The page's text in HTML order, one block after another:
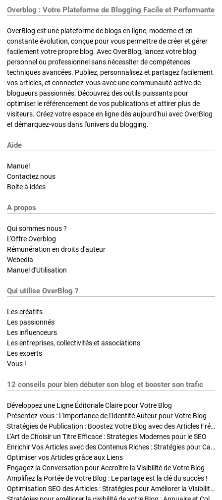
Overblog : Votre Plateforme de Blogging Facile et Performante
OverBlog est une plateforme de blogs en ligne, moderne et en
constante évolution, conçue pour vous permettre de créer et gérer
facilement votre propre blog. Avec OverBlog, lancez votre blog
personnel ou professionnel sans nécessiter de compétences
techniques avancées. Publiez, personnalisez et partagez facilement
vos articles, et connectez-vous avec une communauté active de
blogueurs passionnés. Découvrez des outils puissants pour
optimiser le référencement de vos publications et attirer plus de
visiteurs. Créez votre espace en ligne dès aujourd'hui avec OverBlog
et démarquez-vous dans l'univers du blogging.
Aide
Manuel
Contactez nous
Boite à idées
A propos
Qui sommes nous ?
L'Offre Overblog
Rémunération en droits d'auteur
Webedia
Manuel d'Utilisation
Qui utilise OverBlog ?
Les créatifs
Les passionnés
Les influenceurs
Les entreprises, collectivités et associations
Les experts
Vous !
12 conseils pour bien débuter son blog et booster son trafic
Développez une Ligne Éditoriale Claire pour Votre Blog
Présentez-vous : L'Importance de l'Identité Auteur pour Votre Blog
Stratégies de Publication : Boostez Votre Blog avec des Articles Fréquents et Exclusifs
L'Art de Choisir un Titre Efficace : Stratégies Modernes pour le SEO
Enrichir Vos Articles avec des Contenus Riches : Stratégies pour Captiver et Optimiser
Optimiser vos Articles grâce aux Liens
Engagez la Conversation pour Accroître la Visibilité de Votre Blog
Amplifiez la Portée de Votre Blog : Le partage est la clé du succès !
Optimisation SEO des Articles : Stratégies pour Améliorer la Visibilité de Votre Blog